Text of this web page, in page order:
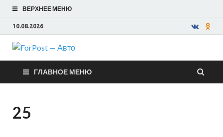
ВЕРХНЕЕ МЕНЮ
10.08.2026
ForPost —
Авто
ГЛАВНОЕ МЕНЮ
25